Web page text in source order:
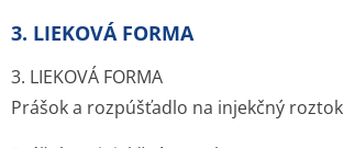
3. LIEKOVÁ FORMA
3. LIEKOVÁ FORMA
Prášok a rozpúšťadlo na injekčný roztok